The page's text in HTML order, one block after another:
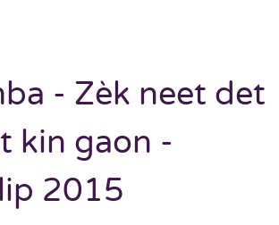
- Zèk neet det
kin gaon -
2015